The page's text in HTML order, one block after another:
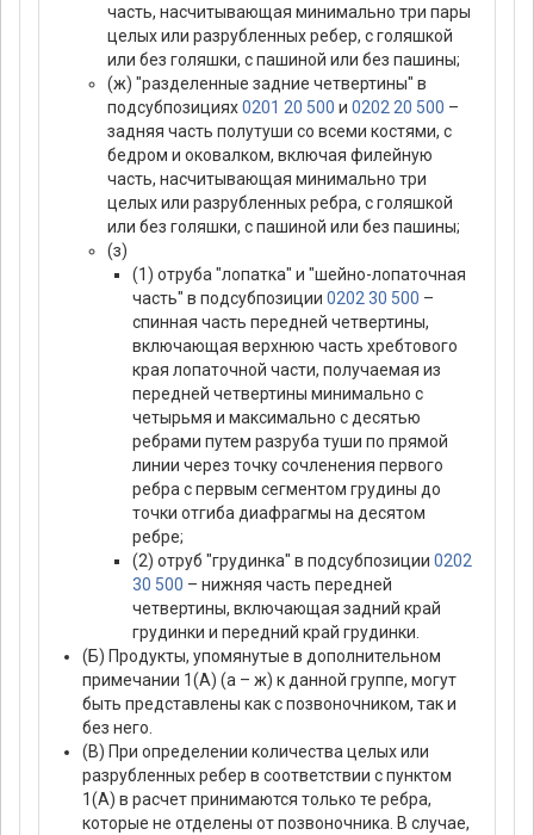
часть, насчитывающая минимально три пары
целых или разрубленных ребер, с голяшкой
или без голяшки, с пашиной или без пашины;
(ж) "разделенные задние четвертины" в
подсубпозициях0201 20 500 и 0202 20 500 –
задняя часть полутуши со всеми костями, с
бедром и оковалком, включая филейную
часть, насчитывающая минимально три
целых или разрубленных ребра, с голяшкой
или без голяшки, с пашиной или без пашины;
(з)
(1) отруба "лопатка" и "шейно-лопаточная
часть" в подсубпозиции 0202 30 500 –
спинная часть передней четвертины,
включающая верхнюю часть хребтового
края лопаточной части, получаемая из
передней четвертины минимально с
четырьмя и максимально с десятью
ребрами путем разруба туши по прямой
линии через точку сочленения первого
ребра с первым сегментом грудины до
точки отгиба диафрагмы на десятом
ребре;
(2) отруб "грудинка" в подсубпозиции 0202
30 500 – нижняя часть передней
четвертины, включающая задний край
грудинки и передний край грудинки.
(Б) Продукты, упомянутые в дополнительном
примечании 1(А) (а – ж) к данной группе, могут
быть представлены как с позвоночником, так и
без него.
(В) При определении количества целых или
разрубленных ребер в соответствии с пунктом
1(А) в расчет принимаются только те ребра,
которые не отделены от позвоночника. В случае,